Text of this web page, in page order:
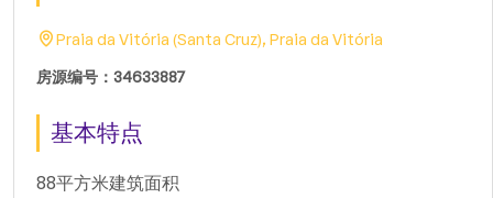
Praia da Vitória (Santa Cruz), Praia da Vitória
房源编号：34633887
基本特点
88平方米建筑面积